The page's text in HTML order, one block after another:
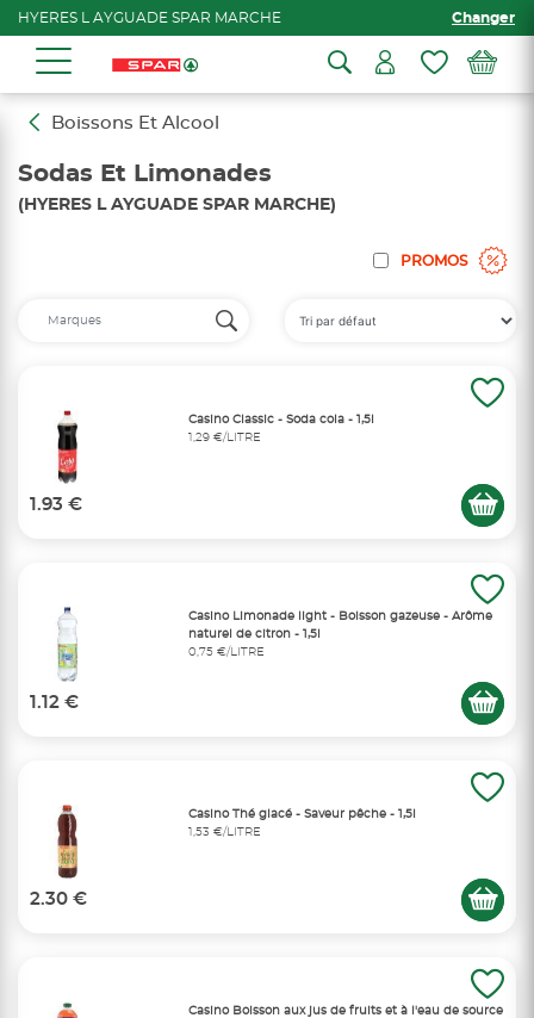
HYERES L AYGUADE SPAR MARCHE Changer
Boissons Et Alcool
Sodas Et Limonades
(HYERES L AYGUADE SPAR MARCHE)
PROMOS
Casino Classic - Soda cola - 1,5l
1,29 €/LITRE
1.93 €
Casino Limonade light - Boisson gazeuse - Arôme
naturel de citron - 1,5l
0,75 €/LITRE
1.12 €
Casino Thé glacé - Saveur pêche - 1,5l
1,53 €/LITRE
2.30 €
Casino Boisson aux jus de fruits et à l'eau de source